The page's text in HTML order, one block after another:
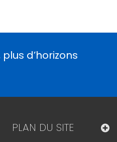
d’horizons
PLAN DU SITE